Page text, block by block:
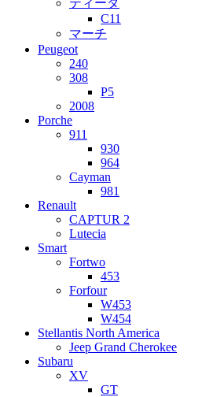
ティーダ
C11
マーチ
Peugeot
240
308
P5
2008
Porche
911
930
964
Cayman
981
Renault
CAPTUR 2
Lutecia
Smart
Fortwo
453
Forfour
W453
W454
Stellantis North America
Jeep Grand Cherokee
Subaru
XV
GT